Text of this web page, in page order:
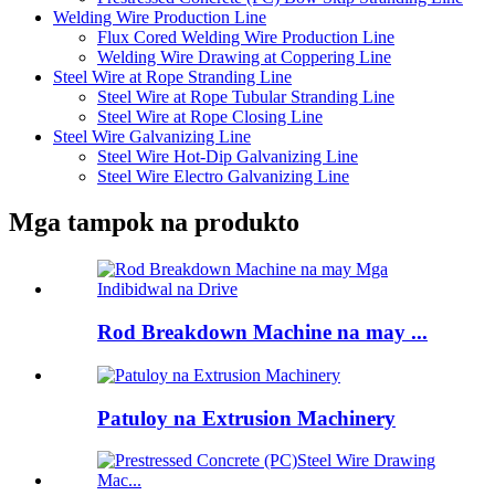
Welding Wire Production Line
Flux Cored Welding Wire Production Line
Welding Wire Drawing at Coppering Line
Steel Wire at Rope Stranding Line
Steel Wire at Rope Tubular Stranding Line
Steel Wire at Rope Closing Line
Steel Wire Galvanizing Line
Steel Wire Hot-Dip Galvanizing Line
Steel Wire Electro Galvanizing Line
Mga tampok na produkto
Rod Breakdown Machine na may ...
Patuloy na Extrusion Machinery